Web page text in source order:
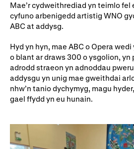
Digwyddiadau i aelodau
Rhoddion mewn Ewyllysiau
Mae’r cydweithrediad yn teimlo
cyfuno arbenigedd artistig WNO
ABC at addysg.
Hyd yn hyn, mae ABC o Opera
o blant ar draws 300 o ysgolion, yn
adrodd straeon yn adnoddau
addysgu yn unig mae gweithdai
nhw’n tanio dychymyg, magu
gael ffydd yn eu hunain.